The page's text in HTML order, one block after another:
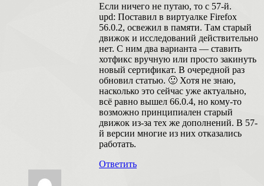
Если ничего не путаю, то с 57-й.
upd: Поставил в виртуалке Firefox
56.0.2, освежил в памяти. Там старый
движок и исследований действительно
нет. С ним два варианта — ставить
хотфикс вручную или просто закинуть
новый сертификат. В очередной раз
обновил статью. 🙂 Хотя не знаю,
насколько это сейчас уже актуально,
всё равно вышел 66.0.4, но кому-то
возможно принципиален старый
движок из-за тех же дополнений. В 57-
й версии многие из них отказались
работать.
Ответить